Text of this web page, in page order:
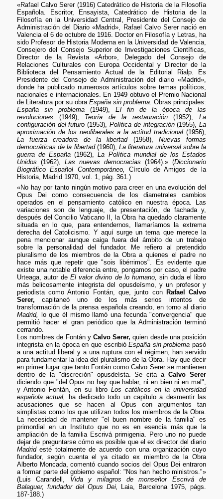
«Rafael Calvo Serer (1916) Catedrático de Historia de la Filosofía
Española. Escritor, Ensayista, Catedrático de Historia de la
Filosofía en la Universidad Central, Presidente del Consejo de
Administración del Diario «Madrid», Rafael Calvo Serer nació en
Valencia el 6 de octubre de 1916. Doctor en Filosofía y Letras, ha
sido Profesor de Historia Moderna en la Universidad de Valencia,
Consejero del Consejo Superior de Investigaciones Científicas,
Director de la Revista «Arbor», Delegado del Consejo de
Relaciones Culturales con Europa Occidental y Director de la
Biblioteca del Pensamiento Actual de la Editorial Rialp. Es
Presidente del Consejo de Administración del diario «Madrid»,
donde ha publicado numerosos artículos sobre temas políticos,
nacionales e internacionales. En 1949 obtuvo el Premio Nacional
de Literatura por su obraEspaña sin problema. Obras principales:
España sin problema (1949),El fin de la época de las
revoluciones (1949), Teoría de la restauración(1952),La
configuración del futuro (1953),Política de integración(1955),La
aproximación de los neoliberales a la actitud tradicional (1956),
La fuerza creadora de la libertad(1958), Nuevas formas
democráticas de la libertad(1960),La literatura universal sobre la
guerra de España (1962),La Política mundial de los Estados
Unidos (1962), Las nuevas democracias (1964).» (Diccionario
Biográfico Español Contemporáneo,
Círculo de Amigos de la
Historia, Madrid 1970, vol. 1, pág. 361.)
«No hay por tanto ningún motivo para creer en una evolución del
Opus Dei como consecuencia de los diametrales cambios
operados en el pensamiento católico en nuestra época. Las
variaciones son de lenguaje, de presentación, de fachada y,
después del Concilio Vaticano II, la Obra ha quedado claramente
situada en lo que, para entendernos, llamaríamos la extrema
derecha del Catolicismo. Y aquí surge un tema que merece la
pena mencionar aunque caiga fuera del ámbito de un trabajo
sobre la personalidad del fundador. Me refiero al pretendido
pluralismo de los miembros de la Obra a quienes el padre no
hace más que repetir que "sois libérrimos". Es evidente que
existe una notable diferencia entre, pongamos por caso, el padre
Urteaga, autor deEl valor divino de lo humano, sin duda el libro
más belicosamente integrista del opusdeísmo, y un profesor y
periodista como Antonio Fontán, que, junto con Rafael Calvo
Serer, capitaneó uno de los más serios intentos de
transformación de la prensa española creando, en torno al diario
Madrid,
lo que él mismo llamó una fecunda "convergencia" que
permitió hacer el gran periódico que la Administración terminó
cerrando.
Los nombres de Fontán y Calvo Serer, quien desde una posición
integrista en la época en que escribióEspaña sin problemapasó
a una actitud liberal y a una ruptura con el régimen, han servido
para fundamentar la idea del pluralismo de la Obra. Hay que decir
en primer lugar que tanto Fontán como Calvo Serer se mantienen
dentro de la "discreción" opusdeísta. Se cita aCalvo Serer
diciendo que "del Opus no hay que hablar, ni en bien ni en mal",
y Antonio Fontán, en su libro Los católicos en la universidad
española actual,
ha dedicado todo un capítulo a desmentir las
acusaciones que se hacen al Opus con argumentos tan
simplistas como los que utilizan todos los miembros de la Obra.
La necesidad de mantener "el buen nombre de la familia" es
primordial en un Instituto que no es en esencia más que la
ampliación de la familia Escrivá primigenia. Pero uno no puede
dejar de preguntarse cómo es posible que el ex director del diario
Madridesté totalmente de acuerdo con una organización cuyo
fundador, según cuenta el ya citado ex miembro de la Obra
Alberto Moncada, comentó cuando socios del Opus Dei entraron
a formar parte del gobierno español: "Nos han hecho ministros."»
(Luis Carandell, Vida y milagros de monseñor Escrivá de
Balaguer, fundador del Opus Dei, Laia, Barcelona 1975, págs.
187-188.)